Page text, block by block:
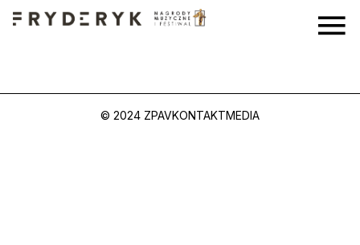
© 2024 ZPAVKONTAKTMEDIA